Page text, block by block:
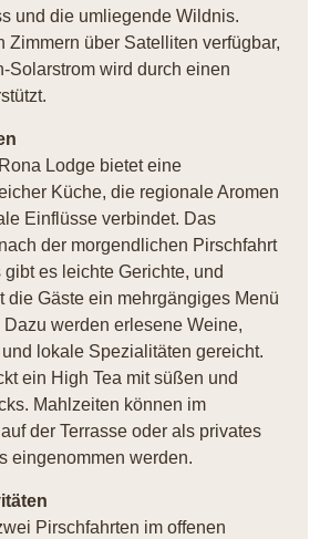
und die umliegende Wildnis.
Zimmern über Satelliten verfügbar,
Solarstrom wird durch einen
Lodge bietet eine
Küche, die regionale Aromen
Einflüsse verbindet. Das
der morgendlichen Pirschfahrt
es leichte Gerichte, und
die Gäste ein mehrgängiges Menü
werden erlesene Weine,
lokale Spezialitäten gereicht.
ein High Tea mit süßen und
Mahlzeiten können im
der Terrasse oder als privates
eingenommen werden.
Pirschfahrten im offenen